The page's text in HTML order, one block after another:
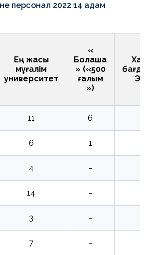
персонал 2022 14 адам
Ең жақсы
мұғалім
университет
«
Болашақ
» («500
ғалым
»)
11 6
6 1
4 -
14 -
3 -
7 -